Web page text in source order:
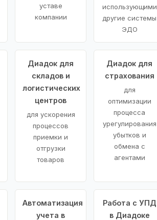
уставе
компании
использующими
другие системы
ЭДО
Диадок для
складов и
логистических
центров
для ускорения
процессов
приемки и
отгрузки
товаров
Диадок для
страхования
для
оптимизации
процесса
урегулирования
убытков и
обмена с
агентами
Автоматизация
учета в
Работа с УПД
в Диадоке